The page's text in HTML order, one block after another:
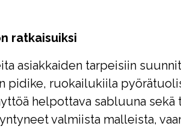
ratkaisuiksi
asiakkaiden tarpeisiin
pidike, ruokailukiila
helpottava sabluuna sekä
valmiista malleista,